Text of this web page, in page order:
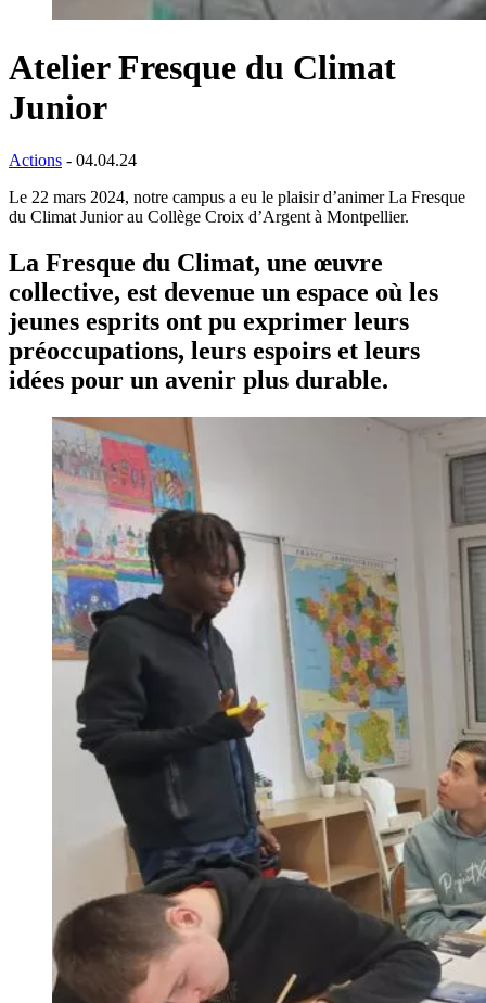
Atelier Fresque du Climat
Junior
Actions - 04.04.24
Le 22 mars 2024, notre campus a eu le plaisir d’animer La Fresque
du Climat Junior au Collège Croix d’Argent à Montpellier.
La Fresque du Climat, une œuvre
collective, est devenue un espace où les
jeunes esprits ont pu exprimer leurs
préoccupations, leurs espoirs et leurs
idées pour un avenir plus durable.